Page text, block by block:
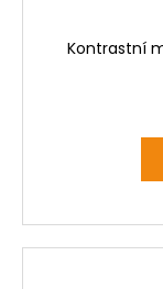
Kontrastní